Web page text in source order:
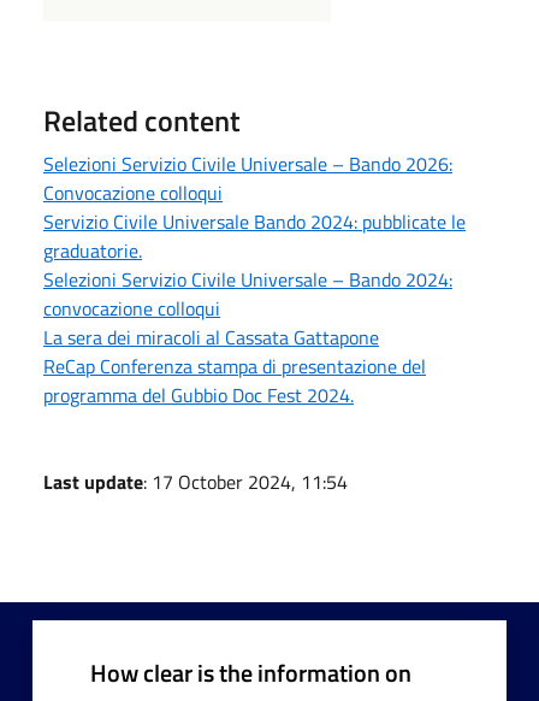
Related content
Selezioni Servizio Civile Universale – Bando 2026:
Convocazione colloqui
Servizio Civile Universale Bando 2024: pubblicate le
graduatorie.
Selezioni Servizio Civile Universale – Bando 2024:
convocazione colloqui
La sera dei miracoli al Cassata Gattapone
ReCap Conferenza stampa di presentazione del
programma del Gubbio Doc Fest 2024.
Last update: 17 October 2024, 11:54
How clear is the information on